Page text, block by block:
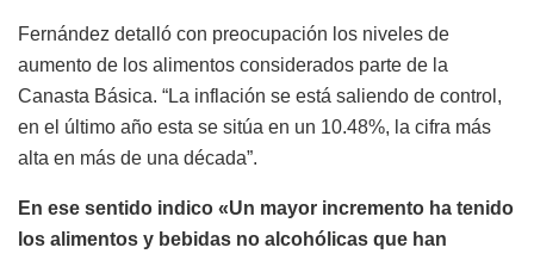
Fernández detalló con preocupación los niveles de
aumento de los alimentos considerados parte de la
Canasta Básica. “La inflación se está saliendo de control,
en el último año esta se sitúa en un 10.48%, la cifra más
alta en más de una década”.
En ese sentido indico «Un mayor incremento ha tenido
los alimentos y bebidas no alcohólicas que han